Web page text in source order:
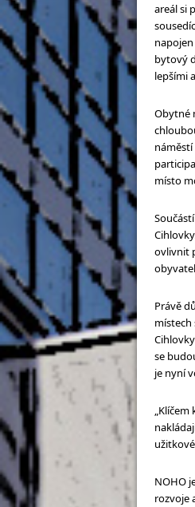
areál si
bytový
lepšími
Obytné
místo
ovlivnit
Právě
se
je nyní
NOHO
rozvoje